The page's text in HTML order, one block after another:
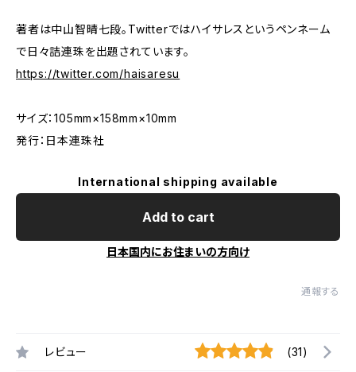
著者は中山智晴七段。Twitterではハイサレスというペンネーム
で日々詰連珠を出題されています。
https://twitter.com/haisaresu
サイズ：105mm×158mm×10mm
発行：日本連珠社
International shipping available
Add to cart
日本国内にお住まいの方向け
通報する
レビュー (31)